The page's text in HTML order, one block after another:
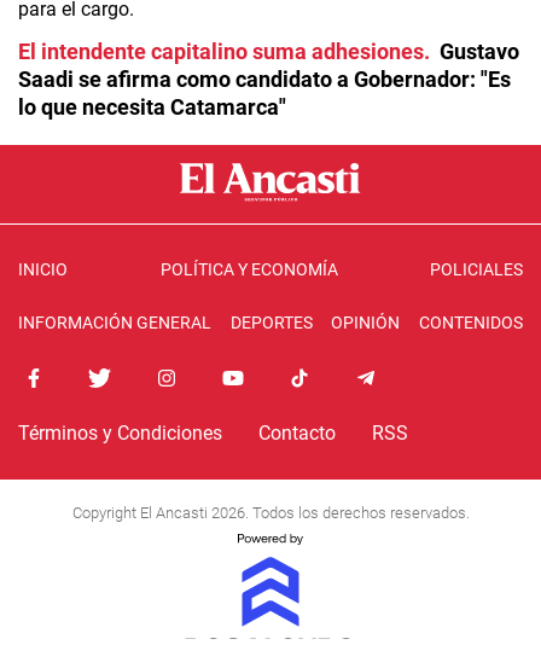
El intendente capitalino suma adhesiones
Gustavo
Saadi se afirma como candidato a Gobernador: "Es
lo que necesita Catamarca"
INICIO POLÍTICA Y ECONOMÍA POLICIALES
INFORMACIÓN GENERAL DEPORTES OPINIÓN CONTENIDOS
Términos y Condiciones Contacto RSS
Copyright El Ancasti 2026. Todos los derechos reservados.